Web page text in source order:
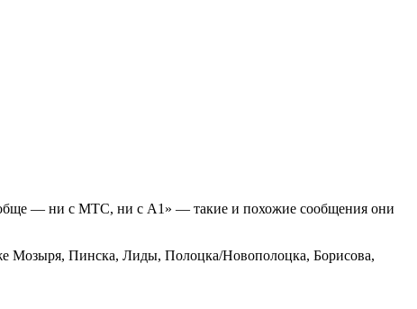
— ни с МТС, ни с A1» — такие и похожие сообщения они
Мозыря, Пинска, Лиды, Полоцка/Новополоцка, Борисова,